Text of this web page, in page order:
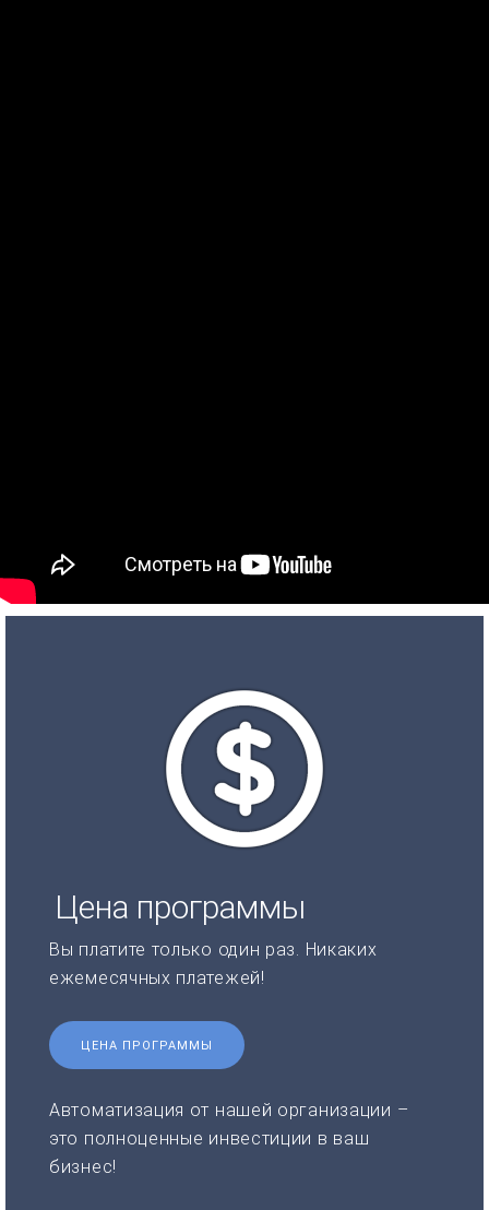
Цена программы
Вы платите только один раз. Никаких
ежемесячных платежей!
ЦЕНА ПРОГРАММЫ
Автоматизация от нашей организации –
это полноценные инвестиции в ваш
бизнес!